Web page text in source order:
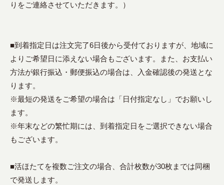
りをご連絡させていただきます。）
■到着指定日は注文完了6日後から受付ておりますが、地域に
よりご希望日に添えない場合もございます。また、お支払い
方法が銀行振込・郵便振込の場合は、入金確認後の発送とな
ります。
※最短の発送をご希望の場合は「日付指定なし」でお願いし
ます。
※年末などの繁忙期には、到着指定日をご選択できない場合
もございます。
■活ほたてを複数ご注文の場合、合計枚数が30枚までは同梱
で発送します。